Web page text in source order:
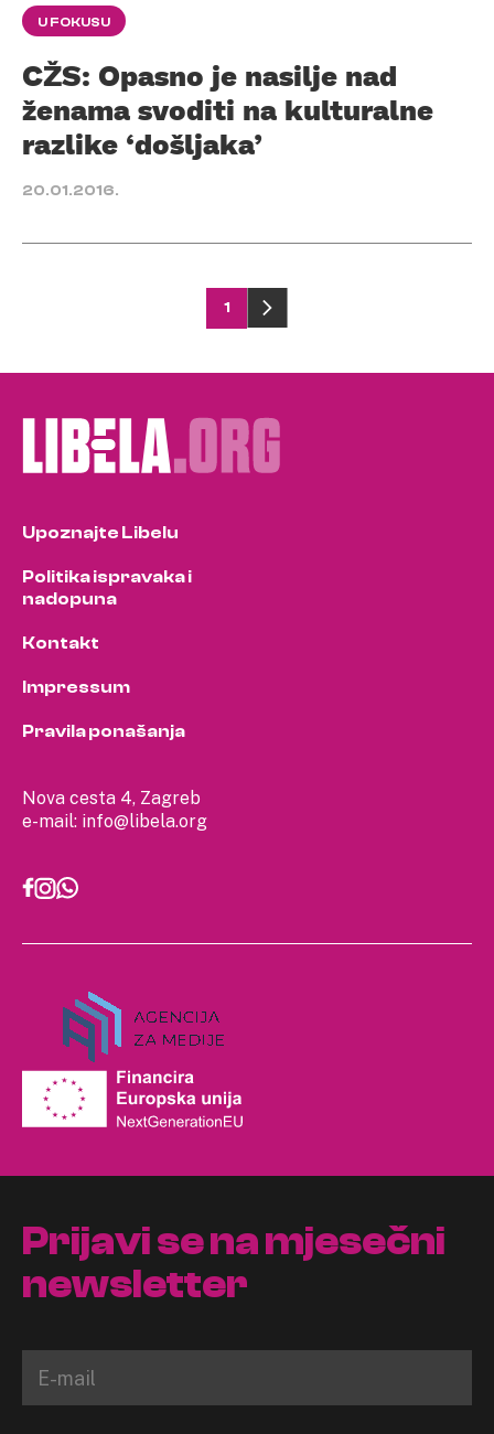
U FOKUSU
CŽS: Opasno je nasilje nad
ženama svoditi na kulturalne
razlike ‘došljaka’
20.01.2016.
pagination
1
Nova cesta 4, Zagreb
e-mail: info@libela.org
Upoznajte Libelu
Politika ispravaka i
nadopuna
Kontakt
Impressum
Pravila ponašanja
Prijavi se na mjesečni
newsletter